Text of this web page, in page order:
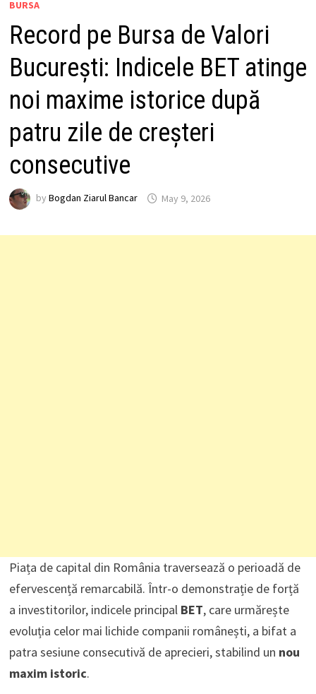
BURSA
Record pe Bursa de Valori
București: Indicele BET atinge
noi maxime istorice după
patru zile de creșteri
consecutive
by Bogdan Ziarul Bancar May 9, 2026
Piața de capital din România traversează o perioadă de
efervescență remarcabilă. Într-o demonstrație de forță
a investitorilor, indicele principal BET, care urmărește
evoluția celor mai lichide companii românești, a bifat a
patra sesiune consecutivă de aprecieri, stabilind un nou
maxim istoric.